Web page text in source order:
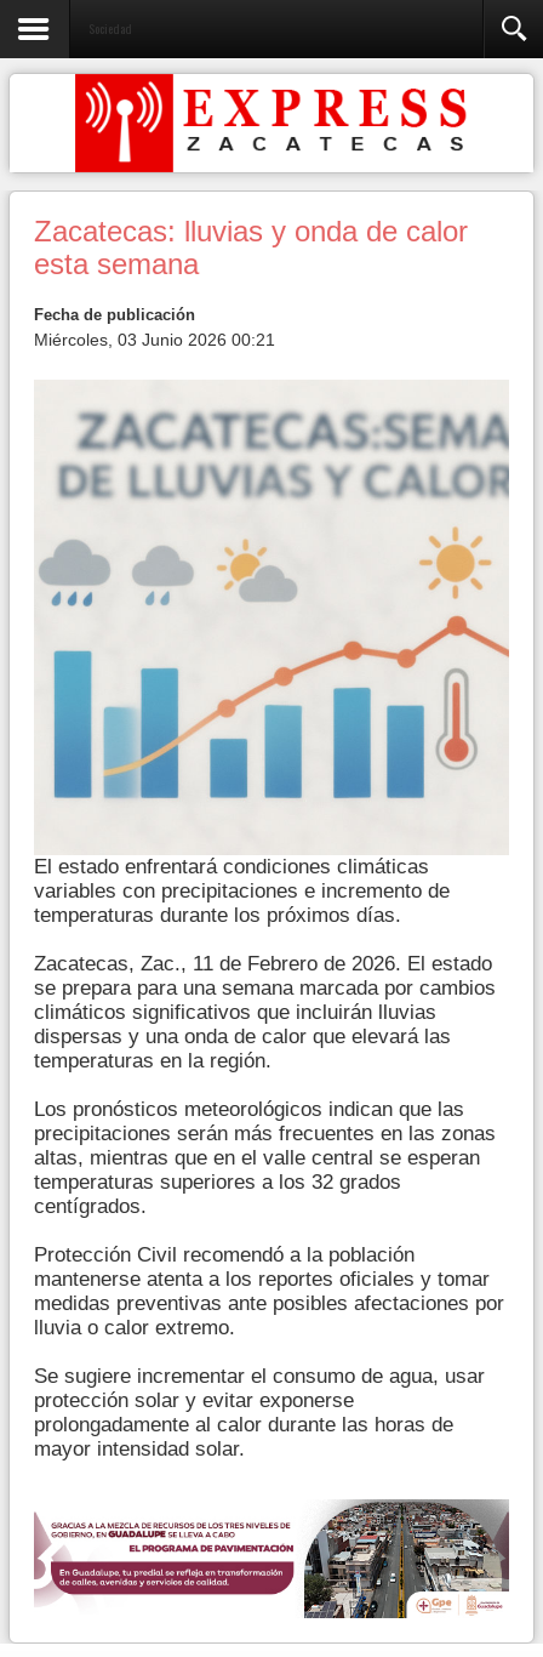
Sociedad
Zacatecas: lluvias y onda de calor
esta semana
Fecha de publicación
Miércoles, 03 Junio 2026 00:21
El estado enfrentará condiciones climáticas
variables con precipitaciones e incremento de
temperaturas durante los próximos días.
Zacatecas, Zac., 11 de Febrero de 2026. El estado
se prepara para una semana marcada por cambios
climáticos significativos que incluirán lluvias
dispersas y una onda de calor que elevará las
temperaturas en la región.
Los pronósticos meteorológicos indican que las
precipitaciones serán más frecuentes en las zonas
altas, mientras que en el valle central se esperan
temperaturas superiores a los 32 grados
centígrados.
Protección Civil recomendó a la población
mantenerse atenta a los reportes oficiales y tomar
medidas preventivas ante posibles afectaciones por
lluvia o calor extremo.
Se sugiere incrementar el consumo de agua, usar
protección solar y evitar exponerse
prolongadamente al calor durante las horas de
mayor intensidad solar.